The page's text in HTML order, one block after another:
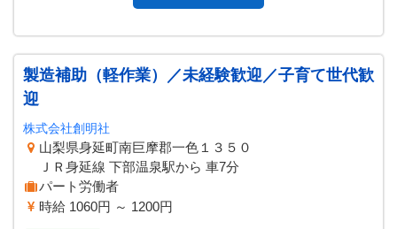
製造補助（軽作業）／未経験歓迎／子育て世代歓
迎
株式会社創明社
山梨県身延町南巨摩郡一色１３５０
ＪＲ身延線 下部温泉駅から 車7分
パート労働者
時給 1060円 ～ 1200円